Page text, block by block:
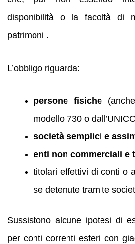
disponibilità o la facoltà di
patrimoni .
L’obbligo riguarda:
persone fisiche
modello 730 o
società semplici e
enti non commerciali e
titolari effettivi di conti o
se detenute tramite
Sussistono alcune ipotesi di
per conti correnti esteri con